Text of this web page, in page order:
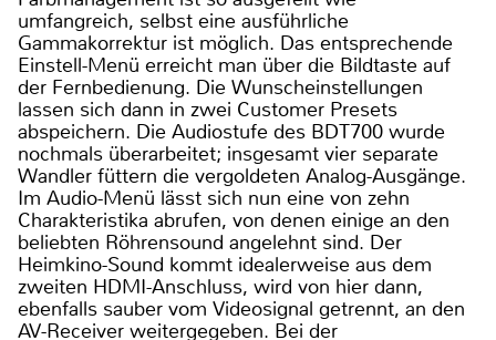
umfangreich, selbst eine ausführliche
Gammakorrektur ist möglich. Das entsprechende
Einstell-Menü erreicht man über die Bildtaste auf
der Fernbedienung. Die Wunscheinstellungen
lassen sich dann in zwei Customer Presets
abspeichern. Die Audiostufe des BDT700 wurde
nochmals überarbeitet; insgesamt vier separate
Wandler füttern die vergoldeten Analog-Ausgänge.
Im Audio-Menü lässt sich nun eine von zehn
Charakteristika abrufen, von denen einige an den
beliebten Röhrensound angelehnt sind. Der
Heimkino-Sound kommt idealerweise aus dem
zweiten HDMI-Anschluss, wird von hier dann,
ebenfalls sauber vom Videosignal getrennt, an den
AV-Receiver weitergegeben. Bei der